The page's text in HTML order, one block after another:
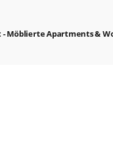
- Möblierte Apartments &